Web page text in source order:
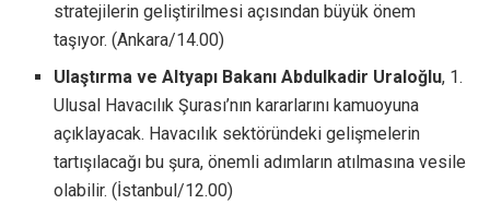
stratejilerin geliştirilmesi açısından büyük önem
taşıyor. (Ankara/14.00)
Ulaştırma ve Altyapı Bakanı Abdulkadir Uraloğlu, 1.
Ulusal Havacılık Şurası’nın kararlarını kamuoyuna
açıklayacak. Havacılık sektöründeki gelişmelerin
tartışılacağı bu şura, önemli adımların atılmasına vesile
olabilir. (İstanbul/12.00)